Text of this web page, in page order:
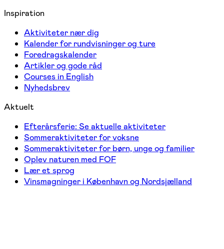
Inspiration
Aktiviteter nær dig
Kalender for rundvisninger og ture
Foredragskalender
Artikler og gode råd
Courses in English
Nyhedsbrev
Aktuelt
Efterårsferie: Se aktuelle aktiviteter
Sommeraktiviteter for voksne
Sommeraktiviteter for børn, unge og familier
Oplev naturen med FOF
Lær et sprog
Vinsmagninger i København og Nordsjælland